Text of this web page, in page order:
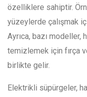
özelliklere sahiptir.
yüzeylerde çalışmak
Ayrıca, bazı
temizlemek için fırça
birlikte gelir.
Elektrikli süpürgeler,